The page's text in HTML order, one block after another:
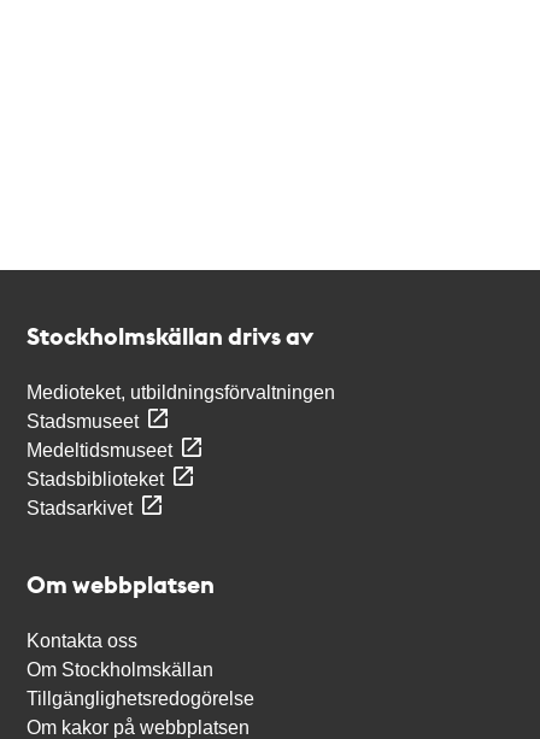
Stockholmskällan drivs av
Medioteket, utbildningsförvaltningen
Stadsmuseet
Medeltidsmuseet
Stadsbiblioteket
Stadsarkivet
Om webbplatsen
Kontakta oss
Om Stockholmskällan
Tillgänglighetsredogörelse
Om kakor på webbplatsen